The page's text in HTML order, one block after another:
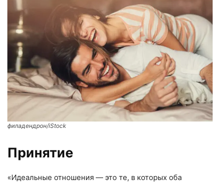
филадендрон/iStock
Принятие
«Идеальные отношения — это те, в которых оба